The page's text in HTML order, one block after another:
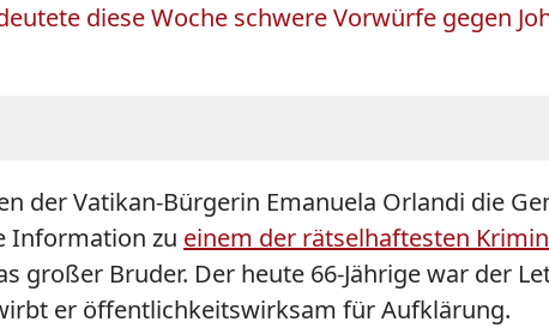
diese Woche schwere Vorwürfe gegen
der Vatikan-Bürgerin Emanuela Orlandi die
Information zu einem der rätselhaftesten
großer Bruder. Der heute 66-Jährige war der
er öffentlichkeitswirksam für Aufklärung.